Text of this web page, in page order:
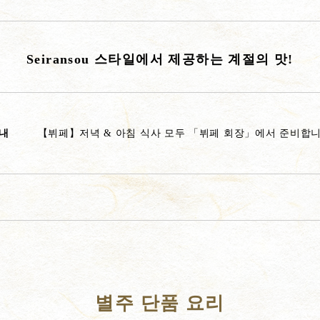
Seiransou 스타일에서 제공하는 계절의 맛!
【뷔페】저녁 & 아침 식사 모두 「뷔페 회장」에서 준비합
별주 단품 요리